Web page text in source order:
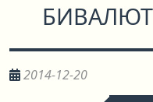
2014-12-20